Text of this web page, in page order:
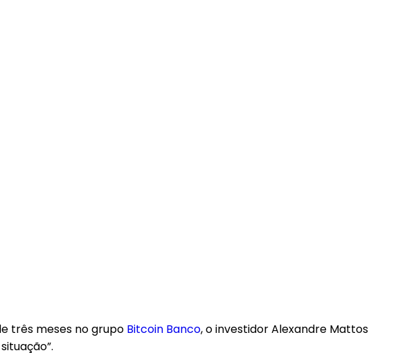
três meses no grupo Bitcoin Banco, o investidor Alexandre Mattos